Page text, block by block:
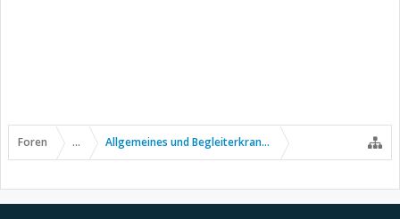
Foren ... Allgemeines und Begleiterkrankungen